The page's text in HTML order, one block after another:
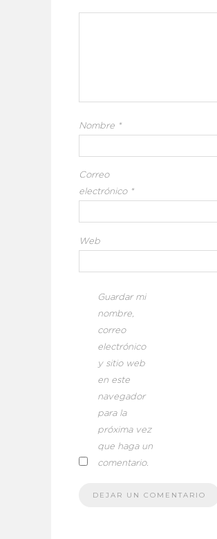
Nombre *
Correo
electrónico *
Web
Guardar mi
nombre,
correo
electrónico
y sitio web
en este
navegador
para la
próxima vez
que haga un
comentario.